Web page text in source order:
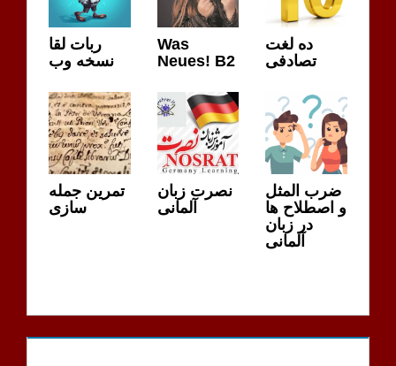
GR.
ربات لقا
نسخه وب
Was
Neues! B2
ده لغت
تصادفی
تمرین جمله
سازی
نصرت زبان
آلمانی
ضرب المثل
و اصطلاح ها
در زبان
آلمانی